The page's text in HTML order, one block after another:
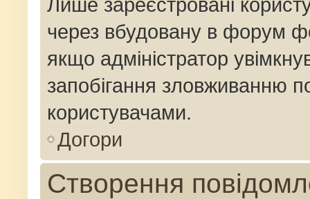
через вбудовану в форум
якщо адміністратор
запобігання зловживанню
користувачами.
Догори
Створення